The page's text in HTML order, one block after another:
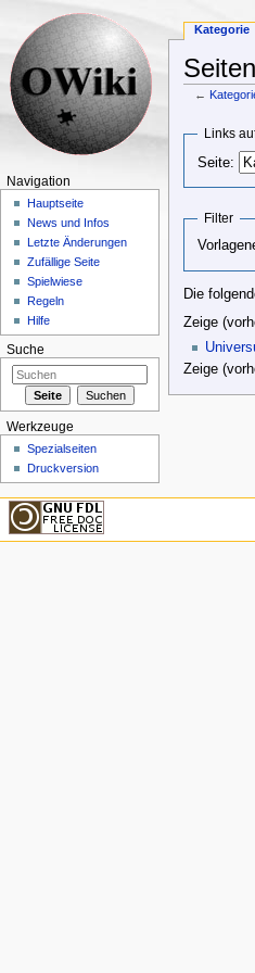
←
Links
Seite:
Filter
Die
Zeige
Zeige
Kategorie
Navigation
Hauptseite
News und Infos
Letzte Änderungen
Zufällige Seite
Spielwiese
Regeln
Hilfe
Suche
Werkzeuge
Spezialseiten
Druckversion